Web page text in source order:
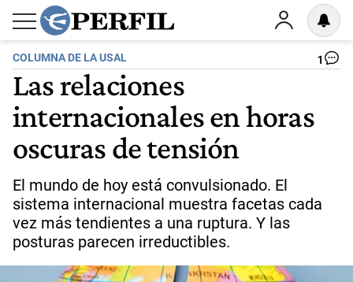
COLUMNA DE LA USAL 1
Las relaciones
internacionales en horas
oscuras de tensión
El mundo de hoy está convulsionado. El
sistema internacional muestra facetas cada
vez más tendientes a una ruptura. Y las
posturas parecen irreductibles.